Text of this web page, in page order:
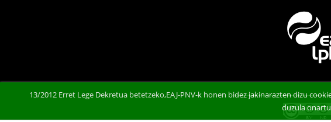
13/2012 Erret Lege Dekretua betetzeko,EAJ-PNV-k honen bidez jakinarazten dizu
duzula